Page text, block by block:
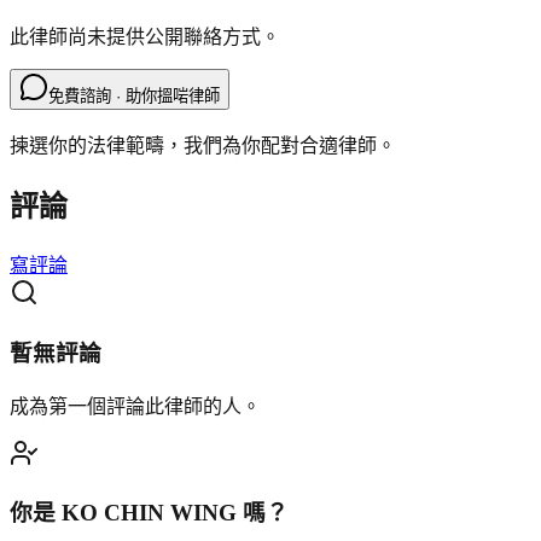
此律師尚未提供公開聯絡方式。
免費諮詢 · 助你搵啱律師
揀選你的法律範疇，我們為你配對合適律師。
評論
寫評論
暫無評論
成為第一個評論此律師的人。
你是 KO CHIN WING 嗎？